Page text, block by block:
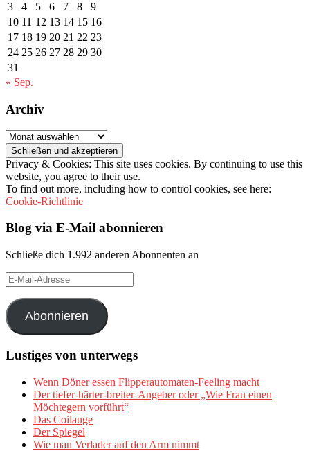
3
4 5 6 7 8
9
10 11 12 13 14 15 16
17 18 19 20 21 22 23
24 25 26 27 28 29 30
31
« Sep.
Archiv
Archiv
Privacy & Cookies: This site uses cookies. By continuing to use this
website, you agree to their use.
To find out more, including how to control cookies, see here:
Cookie-Richtlinie
Blog via E-Mail abonnieren
Schließe dich 1.992 anderen Abonnenten an
E-
Mail-
Adresse
Abonnieren
Lustiges von unterwegs
Wenn Döner essen Flipperautomaten-Feeling macht
Der tiefer-härter-breiter-Angeber oder „Wie Frau einen
Möchtegern vorführt“
Das Coilauge
Der Spiegel
Wie man Verlader auf den Arm nimmt